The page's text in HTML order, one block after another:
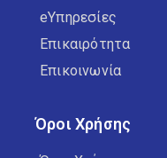
eΥπηρεσίες
Επικαιρότητα
Επικοινωνία
Όροι Χρήσης